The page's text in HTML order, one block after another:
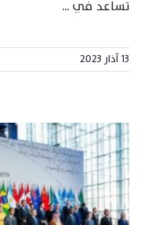
تساعد في...
13 آذار 2023